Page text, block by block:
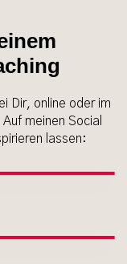
Dir, online oder im
meinen Social
lassen: